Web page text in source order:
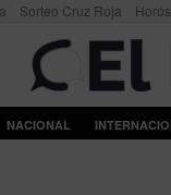
Sorteo Cruz Roja
NACIONAL